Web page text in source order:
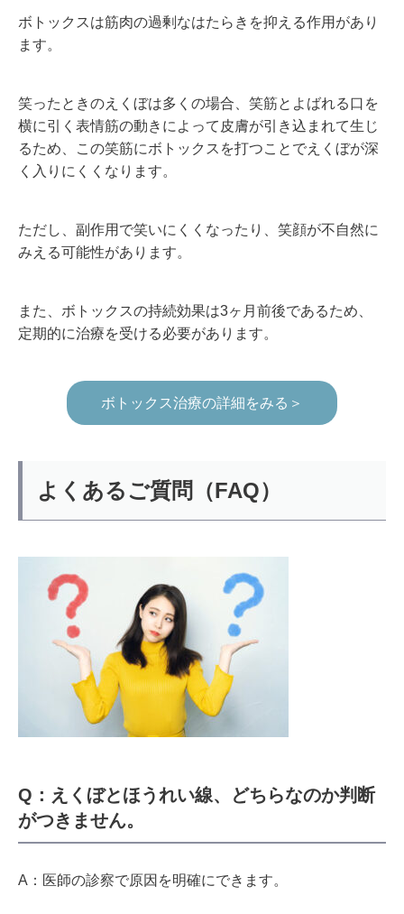
ボトックスは筋肉の過剰なはたらきを抑える作用があり
ます。
笑ったときのえくぼは多くの場合、笑筋とよばれる口を
横に引く表情筋の動きによって皮膚が引き込まれて生じ
るため、この笑筋にボトックスを打つことでえくぼが深
く入りにくくなります。
ただし、副作用で笑いにくくなったり、笑顔が不自然に
みえる可能性があります。
また、ボトックスの持続効果は3ヶ月前後であるため、
定期的に治療を受ける必要があります。
ボトックス治療の詳細をみる＞
よくあるご質問（FAQ）
Q：えくぼとほうれい線、どちらなのか判断
がつきません。
A：医師の診察で原因を明確にできます。